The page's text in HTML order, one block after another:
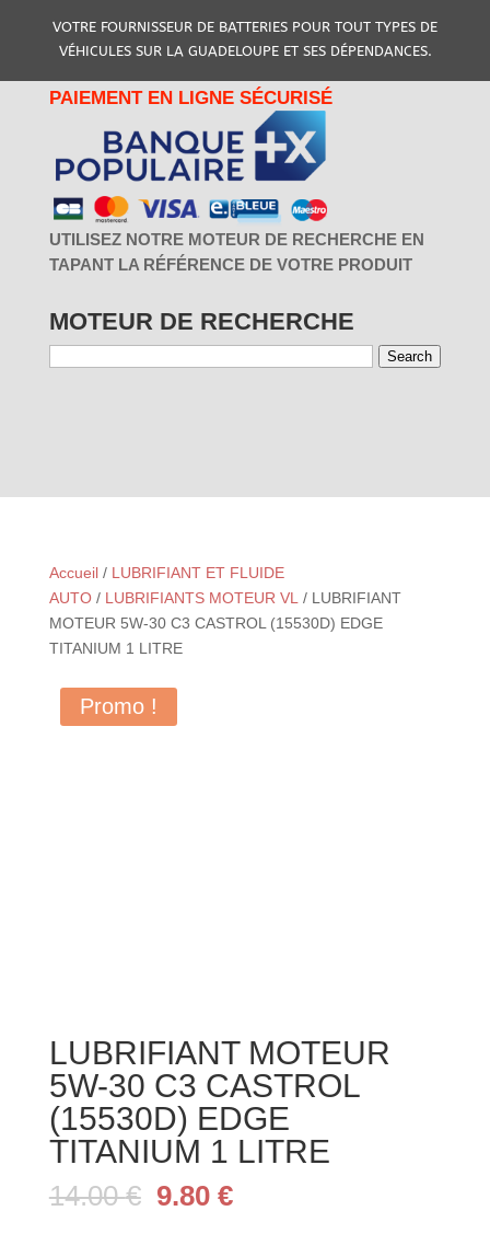
VOTRE FOURNISSEUR DE BATTERIES POUR TOUT TYPES DE
VÉHICULES SUR LA GUADELOUPE ET SES DÉPENDANCES.
PAIEMENT EN LIGNE SÉCURISÉ
UTILISEZ NOTRE MOTEUR DE RECHERCHE EN
TAPANT LA RÉFÉRENCE DE VOTRE PRODUIT
MOTEUR DE RECHERCHE
Search
Accueil/ LUBRIFIANT ET FLUIDE
AUTO/ LUBRIFIANTS MOTEUR VL/ LUBRIFIANT
MOTEUR 5W-30 C3 CASTROL (15530D) EDGE
TITANIUM 1 LITRE
Promo !
LUBRIFIANT MOTEUR
5W-30 C3 CASTROL
(15530D) EDGE
TITANIUM 1 LITRE
14.00€ Le
9.80 €Le